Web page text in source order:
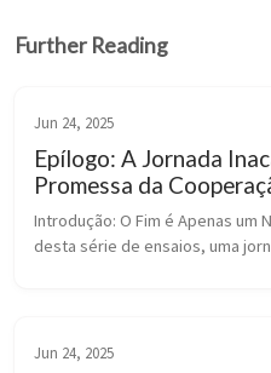
Further Reading
Jun 24, 2025
Epílogo: A Jornada
Promessa da
Introdução: O Fim é Apenas um
desta série de ensaios, uma
Jun 24, 2025